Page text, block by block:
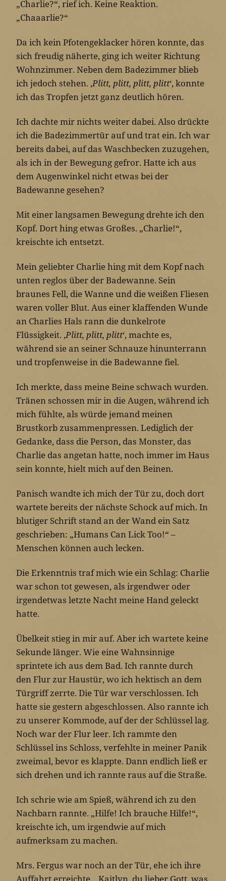
„Charlie?“, rief ich. Keine Reaktion.
„Chaaarlie?“
Da ich kein Pfotengeklacker hören konnte, das
sich freudig näherte, ging ich weiter Richtung
Wohnzimmer. Neben dem Badezimmer blieb
ich jedoch stehen. ‚Plitt, plitt, plitt, plitt‘, konnte
ich das Tropfen jetzt ganz deutlich hören.
Ich dachte mir nichts weiter dabei. Also drückte
ich die Badezimmertür auf und trat ein. Ich war
bereits dabei, auf das Waschbecken zuzugehen,
als ich in der Bewegung gefror. Hatte ich aus
dem Augenwinkel nicht etwas bei der
Badewanne gesehen?
Mit einer langsamen Bewegung drehte ich den
Kopf. Dort hing etwas Großes. „Charlie!“,
kreischte ich entsetzt.
Mein geliebter Charlie hing mit dem Kopf nach
unten reglos über der Badewanne. Sein
braunes Fell, die Wanne und die weißen Fliesen
waren voller Blut. Aus einer klaffenden Wunde
an Charlies Hals rann die dunkelrote
Flüssigkeit. ‚Plitt, plitt, plitt‘, machte es,
während sie an seiner Schnauze hinunterrann
und tropfenweise in die Badewanne fiel.
Ich merkte, dass meine Beine schwach wurden.
Tränen schossen mir in die Augen, während ich
mich fühlte, als würde jemand meinen
Brustkorb zusammenpressen. Lediglich der
Gedanke, dass die Person, das Monster, das
Charlie das angetan hatte, noch immer im Haus
sein konnte, hielt mich auf den Beinen.
Panisch wandte ich mich der Tür zu, doch dort
wartete bereits der nächste Schock auf mich. In
blutiger Schrift stand an der Wand ein Satz
geschrieben: „Humans Can Lick Too!“ –
Menschen können auch lecken.
Die Erkenntnis traf mich wie ein Schlag: Charlie
war schon tot gewesen, als irgendwer oder
irgendetwas letzte Nacht meine Hand geleckt
hatte.
Übelkeit stieg in mir auf. Aber ich wartete keine
Sekunde länger. Wie eine Wahnsinnige
sprintete ich aus dem Bad. Ich rannte durch
den Flur zur Haustür, wo ich hektisch an dem
Türgriff zerrte. Die Tür war verschlossen. Ich
hatte sie gestern abgeschlossen. Also rannte ich
zu unserer Kommode, auf der der Schlüssel lag.
Noch war der Flur leer. Ich rammte den
Schlüssel ins Schloss, verfehlte in meiner Panik
zweimal, bevor es klappte. Dann endlich ließ er
sich drehen und ich rannte raus auf die Straße.
Ich schrie wie am Spieß, während ich zu den
Nachbarn rannte. „Hilfe! Ich brauche Hilfe!“,
kreischte ich, um irgendwie auf mich
aufmerksam zu machen.
Mrs. Fergus war noch an der Tür, ehe ich ihre
Auffahrt erreichte. „Kaitlyn, du lieber Gott, was